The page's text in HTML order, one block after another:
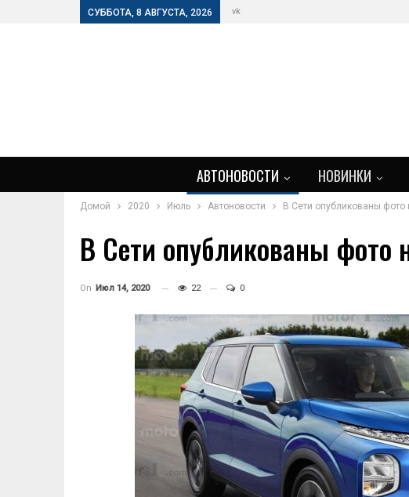
СУББОТА, 8 АВГУСТА, 2026 vk
АВТОНОВОСТИ НОВИНКИ
Домой 2020 Июль Автоновости В Сети опубликованы
В Сети опубликованы фото
On Июл 14, 2020 22 0